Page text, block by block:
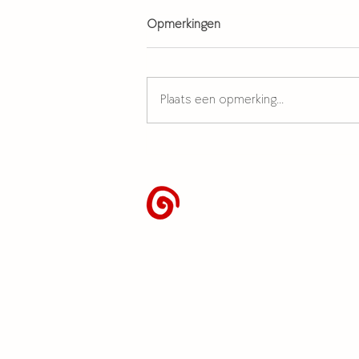
Opmerkingen
Plaats een opmerking...